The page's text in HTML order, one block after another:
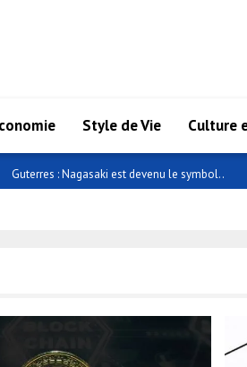
Style de Vie Culture
Guterres : Nagasaki est devenu le symbol..